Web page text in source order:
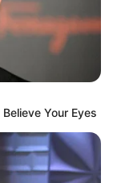
The Way to Me
Your Eyes